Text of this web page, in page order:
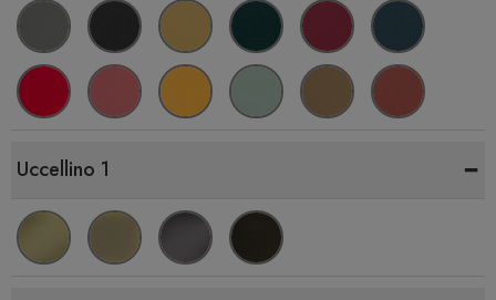
Uccellino 1 -